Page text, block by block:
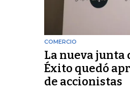
COMERCIO
La nueva junta
Éxito quedó
de accionistas